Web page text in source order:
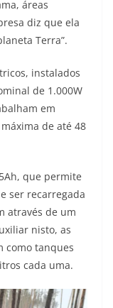
áreas
diz que ela
Terra”.
instalados
de 1.000W
em
de até 48
que permite
ser recarregada
através de um
nisto, as
como tanques
cada uma.